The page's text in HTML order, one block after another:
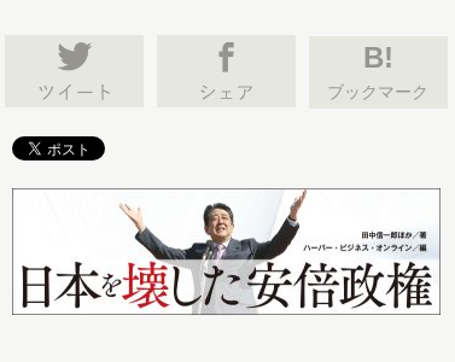
B!
ブックマーク